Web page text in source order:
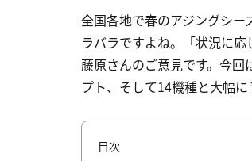
全国各地で春のアジングシ
ラバラですよね。「状況に
藤原さんのご意見です。今
プト、そして14機種と大幅
目次